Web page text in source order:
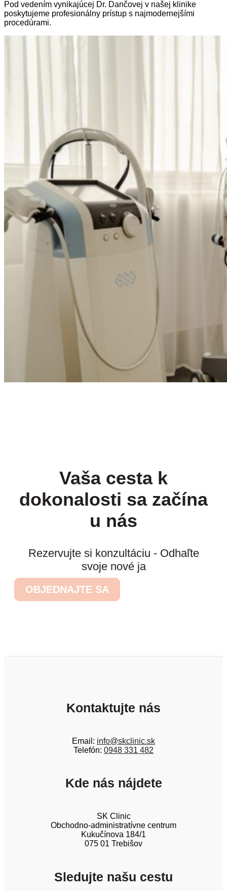
Pod vedením vynikajúcej Dr. Dančovej v našej klinike
poskytujeme profesionálny prístup s najmodernejšími
procedúrami.
Vaša cesta k
dokonalosti sa začína
u nás
Rezervujte si konzultáciu - Odhaľte
svoje nové ja
OBJEDNAJTE SA
Kontaktujte nás
Email: info@skclinic.sk
Telefón: 0948 331 482
Kde nás nájdete
SK Clinic
Obchodno-administratívne centrum
Kukučínova 184/1
075 01 Trebišov
Sledujte našu cestu